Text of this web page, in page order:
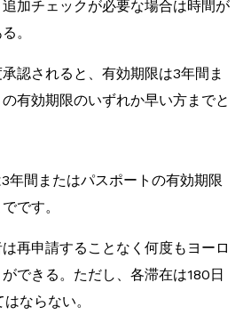
加チェックが必要な場合は時間が
。
認されると、有効期限は3年間ま
有効期限のいずれか早い方までと
年間またはパスポートの有効期限
です。
再申請することなく何度もヨーロ
できる。ただし、各滞在は180日
ならない。